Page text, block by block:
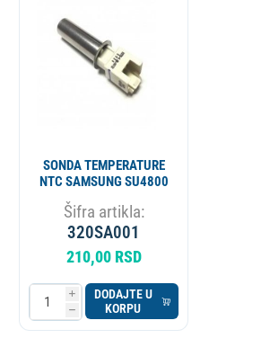
SONDA TEMPERATURE
NTC SAMSUNG SU4800
Šifra artikla:
320SA001
210,00 RSD
i
h
DODAJTE U
KORPU